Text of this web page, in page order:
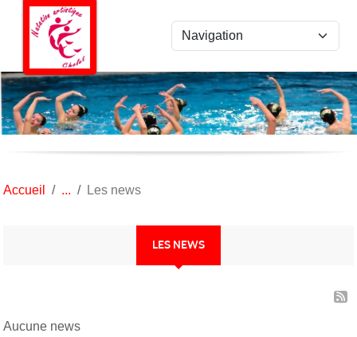
Accueil Les news
LES NEWS
Aucune news
Panneau de gestion des cookies